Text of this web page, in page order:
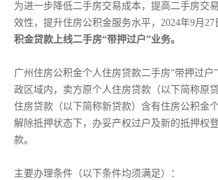
为进一步降低二手房交易成本，提高二手房交
效性，提升住房公积金服务水平，2024年9月27
积金贷款上线二手房“带押过户”业务。
广州住房公积金个人住房贷款二手房“带押过户
政区域内，卖方原个人住房贷款（以下简称原
住房贷款（以下简称新贷款）含有住房公积金
解除抵押状态下，办妥产权过户及新的抵押权
款。
主要办理条件（以下条件均须满足）：